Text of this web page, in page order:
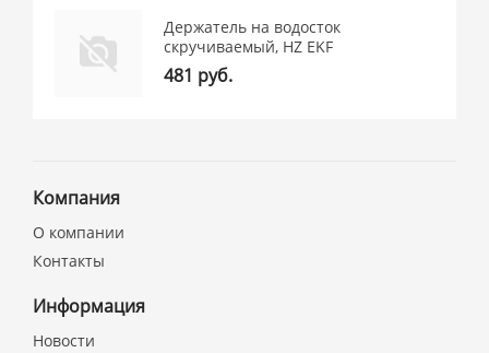
Держатель на водосток
скручиваемый, HZ EKF
481 руб.
Компания
О компании
Контакты
Информация
Новости